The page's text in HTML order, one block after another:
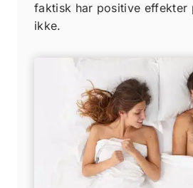
faktisk har positive effekter
ikke.